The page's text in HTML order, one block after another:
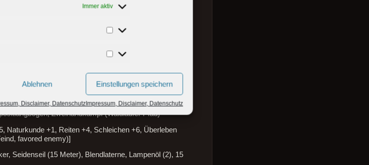
Immer aktiv
Statistiken
Marketing
Ablehnen Einstellungen speichern
Disclaimer, DatenschutzImpressum, Disclaimer, Datenschutz
+2 (1W6+2/19-20), +2 Schaden gegen Tiere
Lederrüstung, Dolch
Zweihandkampf (Waldläufer Pfad)
Naturkunde +1, Reiten +4, Schleichen +6, Überleben
favored enemy)]
Seidenseil (15 Meter), Blendlaterne, Lampenöl (2), 15